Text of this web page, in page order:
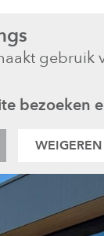
gebruik
bezoeken
WEIGEREN